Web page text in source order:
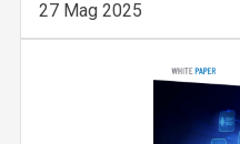
27 Mag 2025